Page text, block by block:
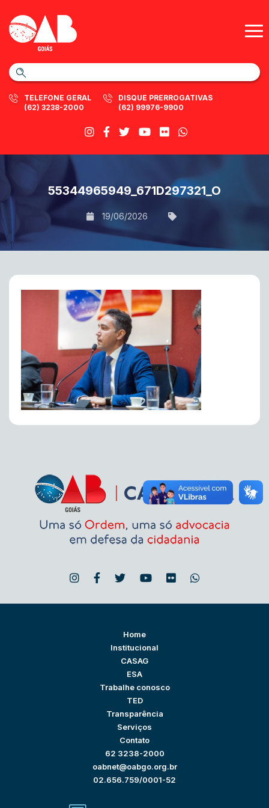
TELEFONE GERAL
(62) 3238-2000
DISQUE PRERROGATIVAS
(62) 99976-9900
55344965949_671D297321_O
19/06/2026
Home
Institucional
CASAG
ESA
Trabalhe conosco
TED
Transparência
Serviços
Contato
62 3238-2000
oabnet@oabgo.org.br
02.656.759/0001-52